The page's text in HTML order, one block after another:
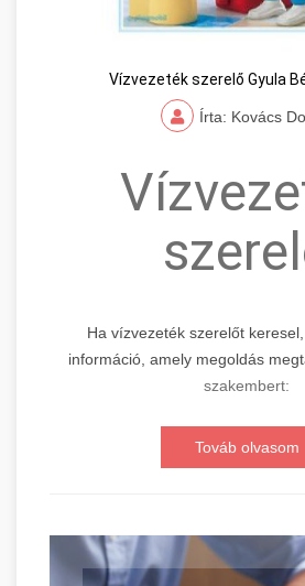
Vízvezeték szerelő Gyula
Írta: Kovács
Ha vízvezeték szerelőt
információ, amely megoldás
szakembert:
Továb olvasom